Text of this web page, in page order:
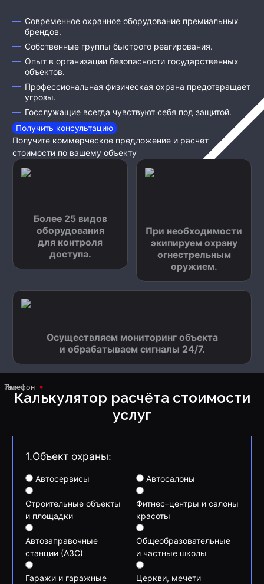
Современное охранное оборудование премиальных
брендов.
Собственные группы быстрого реагирования.
Опыт в организации безопасности государственных
объектов.
Профессиональная физическая охрана предотвращает
угрозы.
Госслужащие всегда чувствуют себя под защитой.
Получить консультацию
Получите коммерческое предложение и расчет
стоимости по вашему объекту
Более 25 видов
оборудования
для контроля
доступа.
При необходимости
экипируем охрану
огнестрельным
оружием.
Осуществляем мониторинг объекта
и обрабатываем сигналы 24/7.
Калькулятор расчёта стоимости
услуг
1.Объект охраны:
Автосервисы Автосалоны
Строительные объекты
и площадки
Фитнес–центры и салоны
красоты
Автозаправочные
станции (АЗС)
Общеобразовательные
и частные школы
Гаражи и гаражные
Церкви, мечети
Имя
Телефон